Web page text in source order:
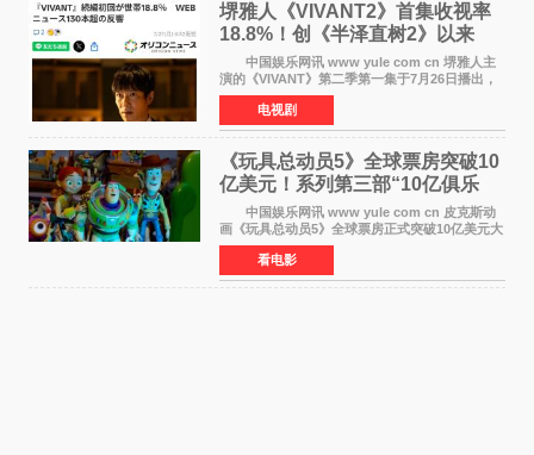
堺雅人《VIVANT2》首集收视率
18.8%！创《半泽直树2》以来
TBS周日剧场最高开局
中国娱乐网讯 www yule com cn 堺雅人主
演的《VIVANT》第二季第一集于7月26日播出，
首集收视率高达18 8%，成为自2020年《半泽直
树2》首集22%以来，TBS周日剧场最高开播收视
纪录。 考虑到
电视剧
《玩具总动员5》全球票房突破10
亿美元！系列第三部“10亿俱乐
部”达成
中国娱乐网讯 www yule com cn 皮克斯动
画《玩具总动员5》全球票房正式突破10亿美元大
关。截至上周末，该片全球累计票房已达10 22亿
美元，其中北美市场贡献4 48亿美元，中国内地
票房达2 82
看电影